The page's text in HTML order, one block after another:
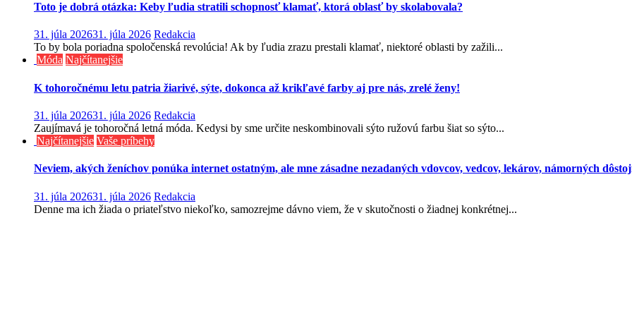
Toto je dobrá otázka: Keby ľudia stratili schopnosť klamať, ktorá oblasť by skolabovala?
31. júla 202631. júla 2026 Redakcia
To by bola poriadna spoločenská revolúcia! Ak by ľudia zrazu prestali klamať, niektoré oblasti by zažili...
Móda Najčítanejšie
K tohoročnému letu patria žiarivé, sýte, dokonca až krikľavé farby aj pre nás, zrelé ženy!
31. júla 202631. júla 2026 Redakcia
Zaujímavá je tohoročná letná móda. Kedysi by sme určite neskombinovali sýto ružovú farbu šiat so sýto...
Najčítanejšie Vaše príbehy
Neviem, akých ženíchov ponúka internet ostatným, ale mne zásadne nezadaných vdovcov, vedcov, lekárov, námorných
31. júla 202631. júla 2026 Redakcia
Denne ma ich žiada o priateľstvo niekoľko, samozrejme dávno viem, že v skutočnosti o žiadnej konkrétnej...